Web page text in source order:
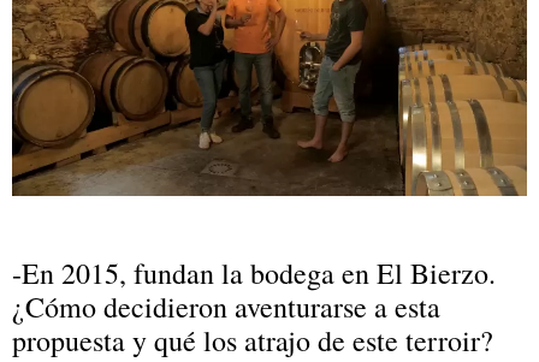
-En 2015, fundan la bodega en El Bierzo.
¿Cómo decidieron aventurarse a esta
propuesta y qué los atrajo de este terroir?